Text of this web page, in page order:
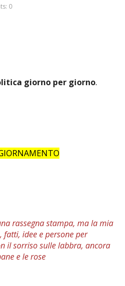
0
giorno per giorno.
rassegna stampa, ma la mia
fatti, idee e persone per
il sorriso sulle labbra, ancora
e le rose